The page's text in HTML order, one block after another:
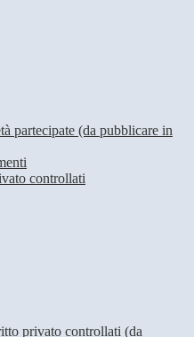
partecipate (da pubblicare in
controllati
privato controllati (da